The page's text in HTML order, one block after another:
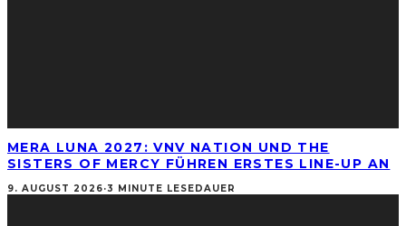
MERA LUNA 2027: VNV NATION UND THE
SISTERS OF MERCY FÜHREN ERSTES LINE-UP AN
9. AUGUST 2026·3 MINUTE LESEDAUER